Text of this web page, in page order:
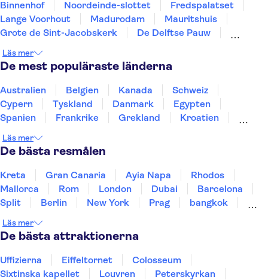
Binnenhof Noordeinde-slottet
Fredspalatset
Lange Voorhout
Madurodam
Mauritshuis
Grote de Sint-Jacobskerk
De Delftse Pauw
Kanalbåttur i Amsterdam
Keukenhof
Van Gogh-museet
Museumplein
Läs mer
De mest populäraste länderna
Australien Belgien Kanada
Schweiz
Cypern
Tyskland Danmark
Egypten
Spanien
Frankrike Grekland
Kroatien
Sverige
Thailand
Läs mer
De bästa resmålen
Kreta Gran Canaria Ayia Napa
Rhodos
Mallorca
Rom London Dubai
Barcelona
Split
Berlin New York Prag
bangkok
Uppsala
Helsingborg
Läs mer
De bästa attraktionerna
Uffizierna Eiffeltornet
Colosseum
Sixtinska kapellet
Louvren
Peterskyrkan